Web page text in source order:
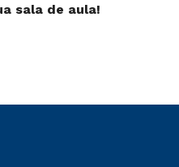
sala de aula!